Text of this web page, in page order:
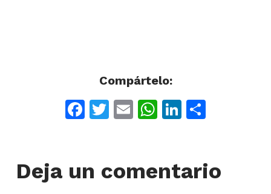
Compártelo:
Facebook
Twitter
EmailWhatsApp
LinkedIn
Deja un comentario